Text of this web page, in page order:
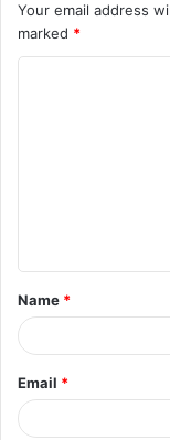
Your email address
marked *
t
*
Name *
Email *